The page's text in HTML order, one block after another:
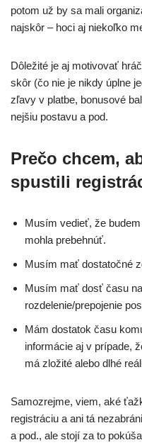
potom už by sa mali
naj­skôr – hoci aj nie­koľ­ko
Dôležité je aj moti­vo­vať
skôr (čo nie je nikdy úpl­ne
zľa­vy v plat­be, bonu­so­vé
nej­šiu posta­vu a pod.
Prečo chcem,
spustili
Musím vedieť, že
moh­la prebehnúť.
Musím mať dosta­toč­né
Musím mať dosť času
rozdelenie/prepojenie
Mám dosta­tok času
infor­má­cie aj v prí­pa­de,
má zlo­ži­té ale­bo dlhé
Samozrejme, viem, aké
regis­trá­ciu a ani tá
a pod., ale sto­jí za to